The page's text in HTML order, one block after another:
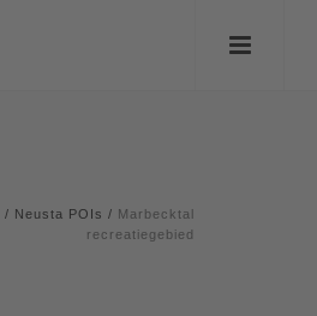
/ Neusta POIs / Marbecktal
recreatiegebied